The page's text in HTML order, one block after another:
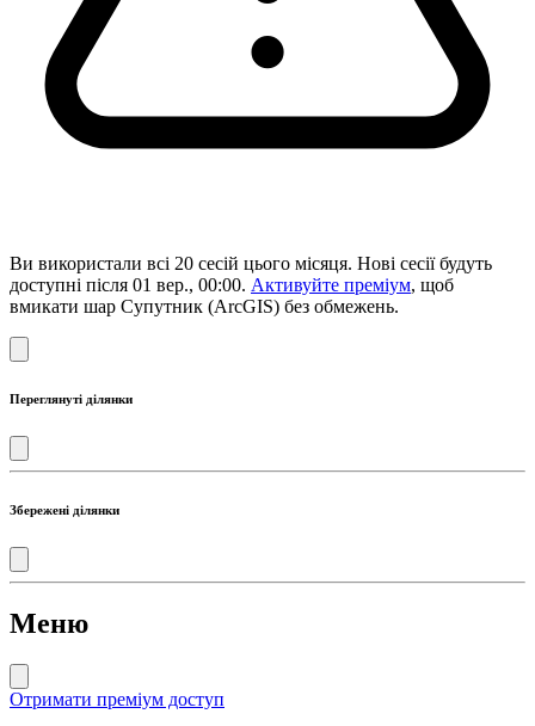
Ви використали всі 20 сесій цього місяця. Нові сесії будуть
доступні після 01 вер., 00:00. Активуйте преміум, щоб
вмикати шар Супутник (ArcGIS) без обмежень.
Переглянуті ділянки
Збережені ділянки
Меню
Отримати преміум доступ